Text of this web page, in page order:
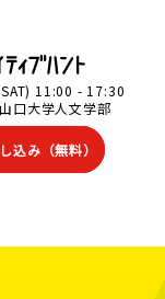
11:00 - 17:30
口大学人文学部
込み（無料）